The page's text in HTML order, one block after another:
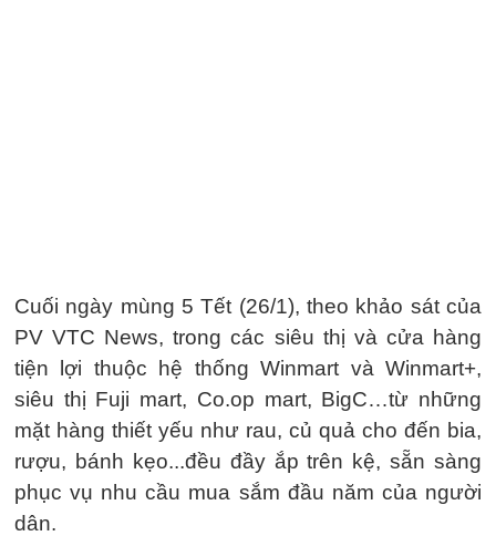
Cuối ngày mùng 5 Tết (26/1), theo khảo sát của
PV VTC News, trong các siêu thị và cửa hàng
tiện lợi thuộc hệ thống Winmart và Winmart+,
siêu thị Fuji mart, Co.op mart, BigC…từ những
mặt hàng thiết yếu như rau, củ quả cho đến bia,
rượu, bánh kẹo...đều đầy ắp trên kệ, sẵn sàng
phục vụ nhu cầu mua sắm đầu năm của người
dân.